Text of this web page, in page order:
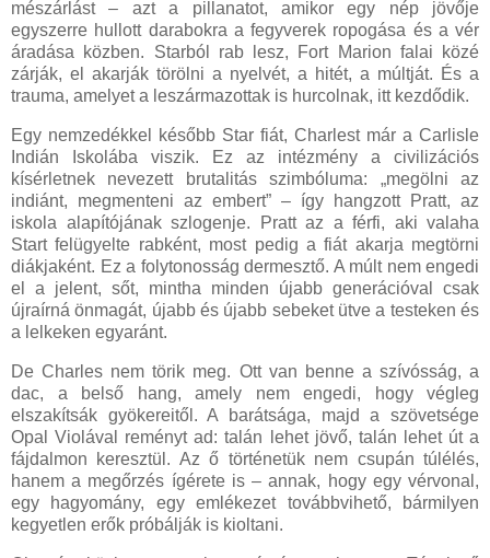
mészárlást – azt a pillanatot, amikor egy nép jövője
egyszerre hullott darabokra a fegyverek ropogása és a vér
áradása közben. Starból rab lesz, Fort Marion falai közé
zárják, el akarják törölni a nyelvét, a hitét, a múltját. És a
trauma, amelyet a leszármazottak is hurcolnak, itt kezdődik.
Egy nemzedékkel később Star fiát, Charlest már a Carlisle
Indián Iskolába viszik. Ez az intézmény a civilizációs
kísérletnek nevezett brutalitás szimbóluma: „megölni az
indiánt, megmenteni az embert” – így hangzott Pratt, az
iskola alapítójának szlogenje. Pratt az a férfi, aki valaha
Start felügyelte rabként, most pedig a fiát akarja megtörni
diákjaként. Ez a folytonosság dermesztő. A múlt nem engedi
el a jelent, sőt, mintha minden újabb generációval csak
újraírná önmagát, újabb és újabb sebeket ütve a testeken és
a lelkeken egyaránt.
De Charles nem törik meg. Ott van benne a szívósság, a
dac, a belső hang, amely nem engedi, hogy végleg
elszakítsák gyökereitől. A barátsága, majd a szövetsége
Opal Violával reményt ad: talán lehet jövő, talán lehet út a
fájdalmon keresztül. Az ő történetük nem csupán túlélés,
hanem a megőrzés ígérete is – annak, hogy egy vérvonal,
egy hagyomány, egy emlékezet továbbvihető, bármilyen
kegyetlen erők próbálják is kioltani.